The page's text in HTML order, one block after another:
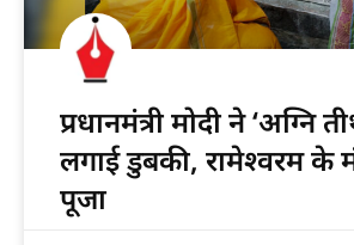
प्रधानमंत्री मोदी ने ‘अग्नि
लगाई डुबकी, रामेश्‍वरम के
पूजा